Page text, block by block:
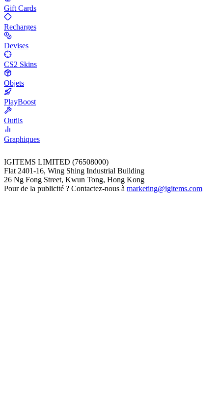
Gift Cards
Recharges
Devises
CS2 Skins
Objets
PlayBoost
Outils
Graphiques
IGITEMS LIMITED (76508000)
Flat 2401-16, Wing Shing Industrial Building
26 Ng Fong Street, Kwun Tong, Hong Kong
Pour de la publicité ? Contactez-nous à marketing@igitems.com